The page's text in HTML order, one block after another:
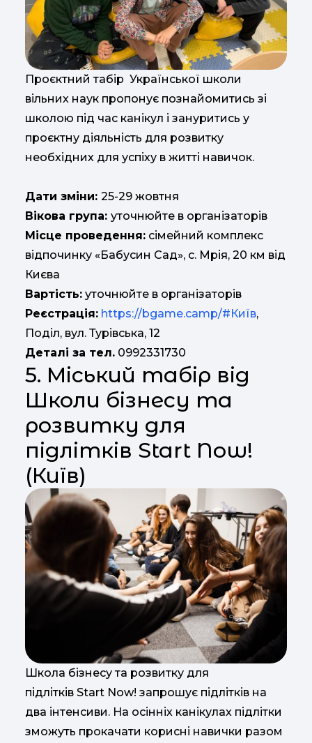
Проєктний табір Української школи
вільних наук пропонує познайомитись зі
школою під час канікул і зануритись у
проєктну діяльність для розвитку
необхідних для успіху в житті навичок.
Дати зміни: 25-29 жовтня
Вікова група: уточнюйте в організаторів
Місце проведення: сімейний комплекс
відпочинку «Бабусин Сад», с. Мрія, 20 км від
Києва
Вартість: уточнюйте в організаторів
Реєстрація: https://bgame.camp/#Київ,
Поділ, вул. Турівська, 12
Деталі за тел. 0992331730
5. Міський табір від
Школи бізнесу та
розвитку для
підлітків Start Now!
(Київ)
Школа бізнесу та розвитку для
підлітків Start Now! запрошує підлітків на
два інтенсиви. На осінніх канікулах підлітки
зможуть прокачати корисні навички разом